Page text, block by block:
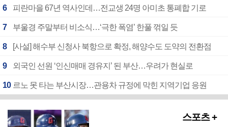
6 피란마을 67년 역사인데…전교생 24명 아미초 통폐합 기로
7 부울경 주말부터 비소식…‘극한 폭염’ 한풀 꺾일 듯
8 [사설] 해수부 신청사 북항으로 확정, 해양수도 도약의 전환점
9 외국인 선원 ‘인신매매 경유지’ 된 부산…우려가 현실로
10 르노 못 타는 부산시장…관용차 규정에 막힌 지역기업 응원
스포츠 +